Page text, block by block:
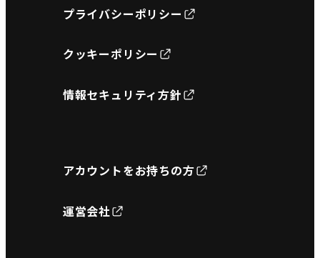
プライバシーポリシー
クッキーポリシー
情報セキュリティ方針
アカウントをお持ちの方
運営会社